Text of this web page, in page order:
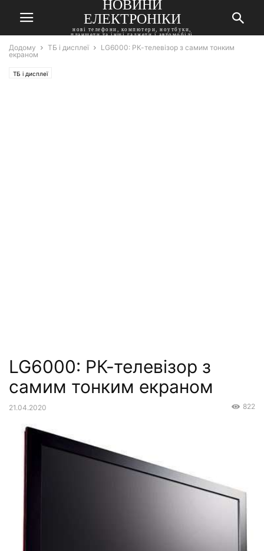
НОВИНИ
ЕЛЕКТРОНІКИ
нові телефони, компютери, ноутбуки,
планшети та інші гаджети і автомобілі
Додому ТБ і дисплеї
LG6000: РК-телевізор з самим тонким
екраном
ТБ і дисплеї
LG6000: РК-телевізор з
самим тонким екраном
21.04.2020 822